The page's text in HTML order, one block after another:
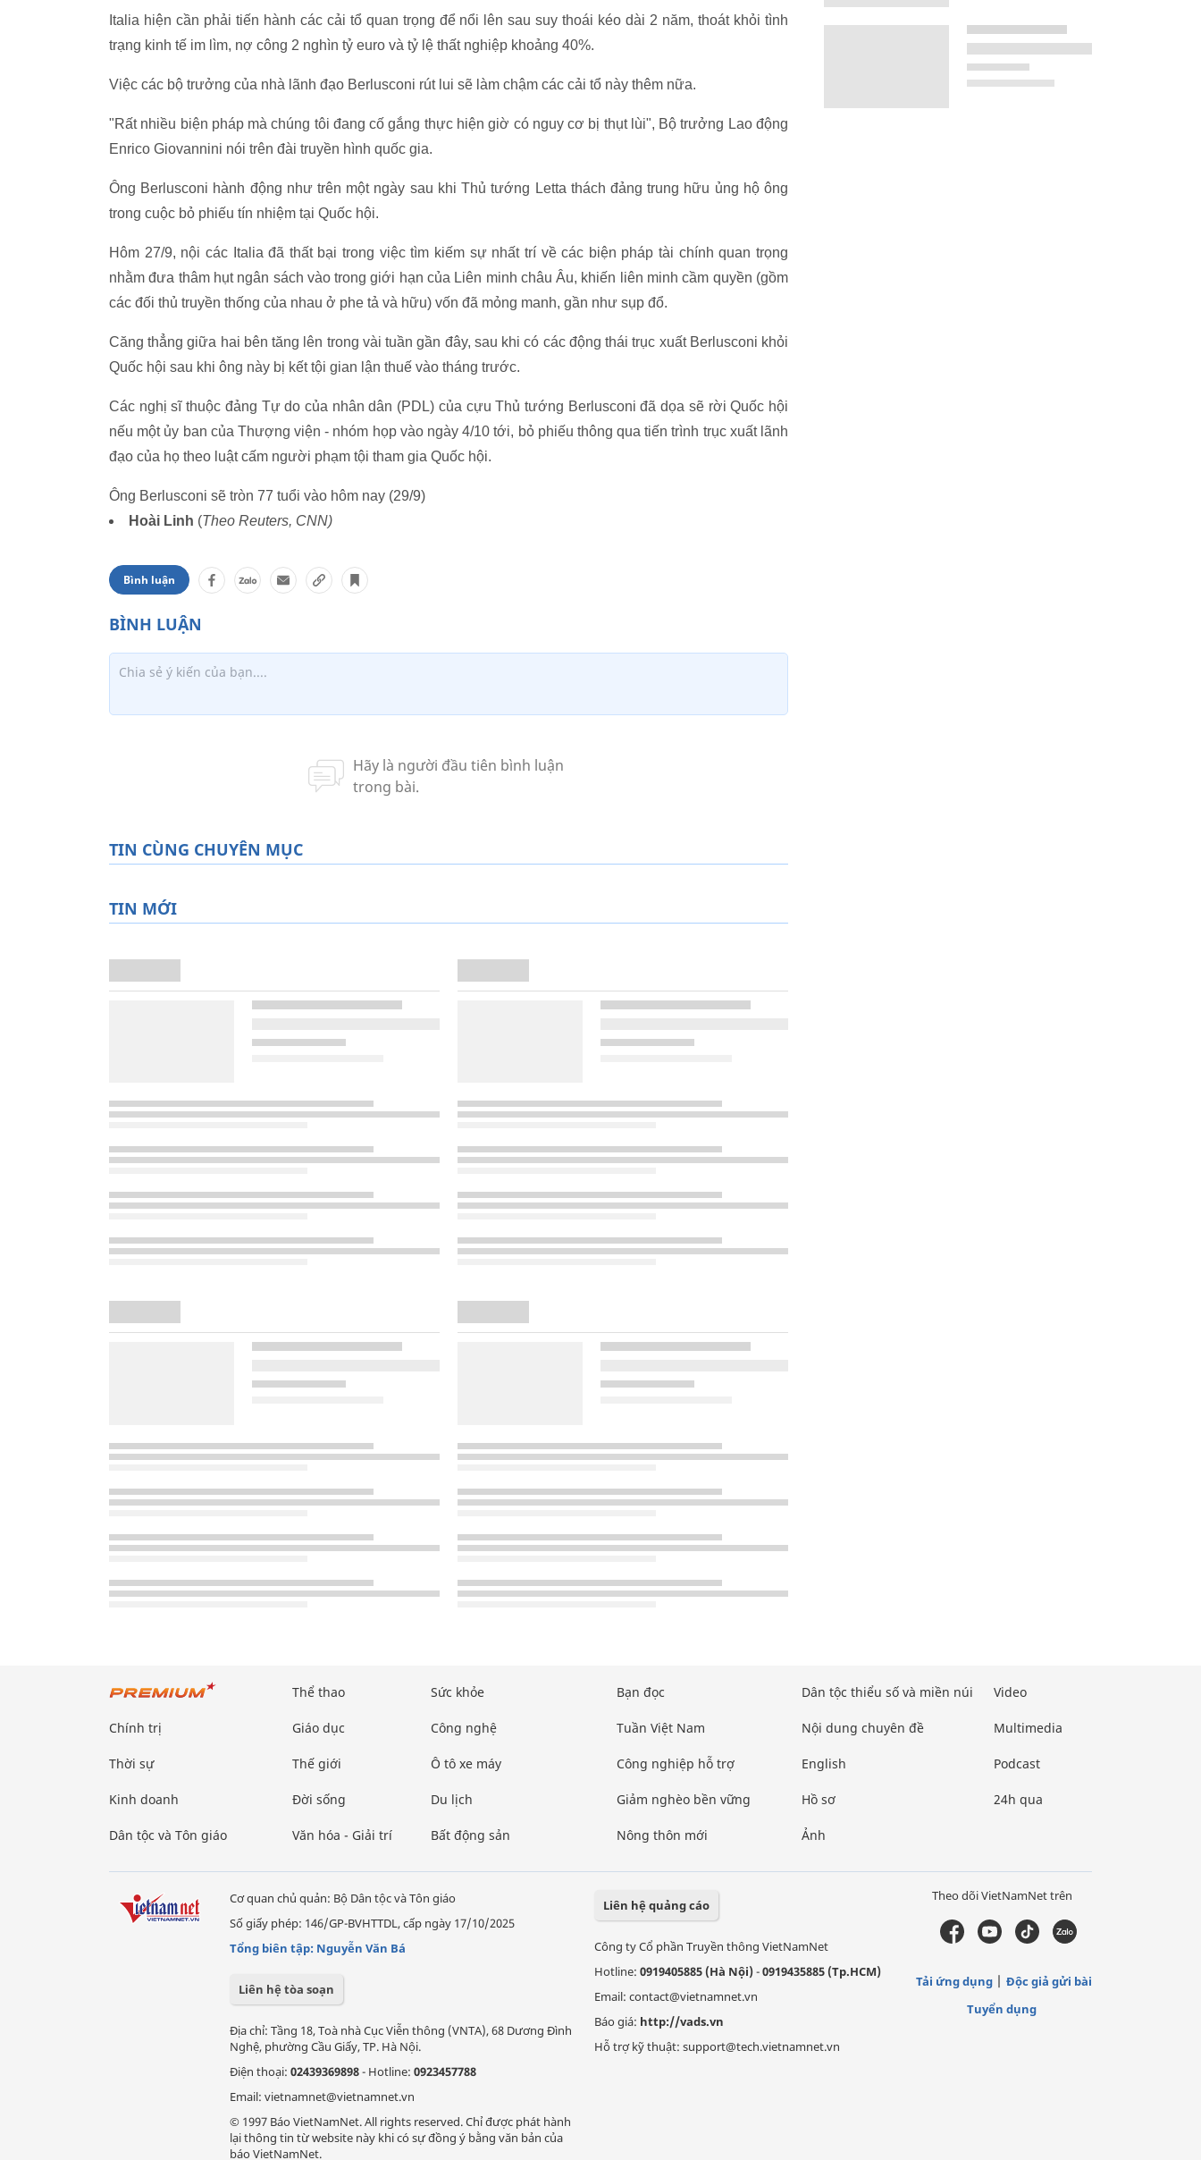
Italia hiện cần phải tiến hành các cải tổ quan trọng để nổi lên sau suy thoái kéo dài 2 năm, thoát khỏi tình
trạng kinh tế im lìm, nợ công 2 nghìn tỷ euro và tỷ lệ thất nghiệp khoảng 40%.
Việc các bộ trưởng của nhà lãnh đạo Berlusconi rút lui sẽ làm chậm các cải tổ này thêm nữa.
"Rất nhiều biện pháp mà chúng tôi đang cố gắng thực hiện giờ có nguy cơ bị thụt lùi", Bộ trưởng Lao động
Enrico Giovannini nói trên đài truyền hình quốc gia.
Ông Berlusconi hành động như trên một ngày sau khi Thủ tướng Letta thách đảng trung hữu ủng hộ ông
trong cuộc bỏ phiếu tín nhiệm tại Quốc hội.
Hôm 27/9, nội các Italia đã thất bại trong việc tìm kiếm sự nhất trí về các biện pháp tài chính quan trọng
nhằm đưa thâm hụt ngân sách vào trong giới hạn của Liên minh châu Âu, khiến liên minh cầm quyền (gồm
các đối thủ truyền thống của nhau ở phe tả và hữu) vốn đã mỏng manh, gần như sụp đổ.
Căng thẳng giữa hai bên tăng lên trong vài tuần gần đây, sau khi có các động thái trục xuất Berlusconi khỏi
Quốc hội sau khi ông này bị kết tội gian lận thuế vào tháng trước.
Các nghị sĩ thuộc đảng Tự do của nhân dân (PDL) của cựu Thủ tướng Berlusconi đã dọa sẽ rời Quốc hội
nếu một ủy ban của Thượng viện - nhóm họp vào ngày 4/10 tới, bỏ phiếu thông qua tiến trình trục xuất lãnh
đạo của họ theo luật cấm người phạm tội tham gia Quốc hội.
Ông Berlusconi sẽ tròn 77 tuổi vào hôm nay (29/9)
Hoài Linh (Theo Reuters, CNN)
Bình luận
TIN CÙNG CHUYÊN MỤC
TIN MỚI
Chính trị
Thời sự
Kinh doanh
Dân tộc và Tôn giáo
Thể thao
Giáo dục
Thế giới
Đời sống
Văn hóa - Giải trí
Sức khỏe
Công nghệ
Ô tô xe máy
Du lịch
Bất động sản
Bạn đọc
Tuần Việt Nam
Công nghiệp hỗ trợ
Giảm nghèo bền vững
Nông thôn mới
Dân tộc thiểu số và miền núi
Nội dung chuyên đề
English
Hồ sơ
Ảnh
Video
Multimedia
Podcast
24h qua
Cơ quan chủ quản: Bộ Dân tộc và Tôn giáo
Số giấy phép: 146/GP-BVHTTDL, cấp ngày 17/10/2025
Tổng biên tập: Nguyễn Văn Bá
Liên hệ tòa soạn
Địa chỉ: Tầng 18, Toà nhà Cục Viễn thông (VNTA), 68 Dương Đình
Nghệ, phường Cầu Giấy, TP. Hà Nội.
Điện thoại: 02439369898- Hotline: 0923457788
Email: vietnamnet@vietnamnet.vn
© 1997 Báo VietNamNet. All rights reserved. Chỉ được phát hành
lại thông tin từ website này khi có sự đồng ý bằng văn bản của
báo VietNamNet.
Liên hệ quảng cáo
Công ty Cổ phần Truyền thông VietNamNet
Hotline: 0919405885 (Hà Nội)-0919435885 (Tp.HCM)
Email: contact@vietnamnet.vn
Báo giá: http://vads.vn
Hỗ trợ kỹ thuật: support@tech.vietnamnet.vn
Theo dõi VietNamNet trên
Tải ứng dụng
Độc giả gửi bài
Tuyển dụng